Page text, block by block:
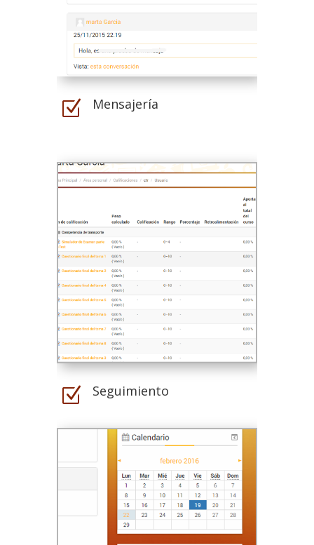
Z Mensajería
Z Seguimiento